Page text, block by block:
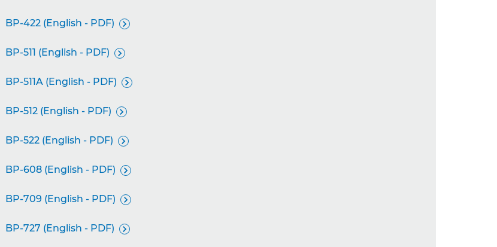
BP-422 (English - PDF) 
BP-511 (English - PDF) 
BP-511A (English - PDF) 
BP-512 (English - PDF) 
BP-522 (English - PDF) 
BP-608 (English - PDF) 
BP-709 (English - PDF) 
BP-727 (English - PDF) 